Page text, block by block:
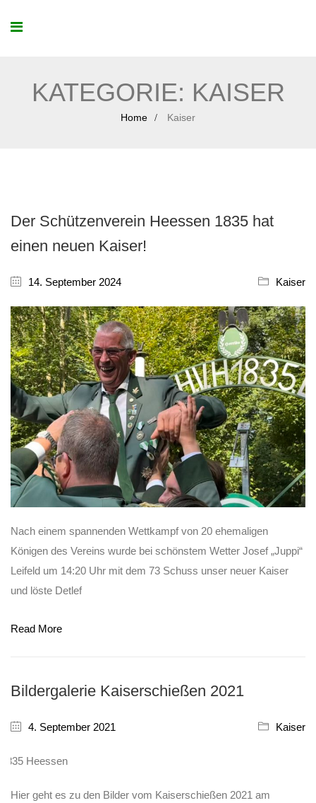
KATEGORIE: KAISER
Home Kaiser
Der Schützenverein Heessen 1835 hat
einen neuen Kaiser!
14. September 2024 Kaiser
Nach einem spannenden Wettkampf von 20 ehemaligen
Königen des Vereins wurde bei schönstem Wetter Josef „Juppi“
Leifeld um 14:20 Uhr mit dem 73 Schuss unser neuer Kaiser
und löste Detlef
Read More
Bildergalerie Kaiserschießen 2021
4. September 2021 Kaiser
Hier geht es zu den Bilder vom Kaiserschießen 2021 am